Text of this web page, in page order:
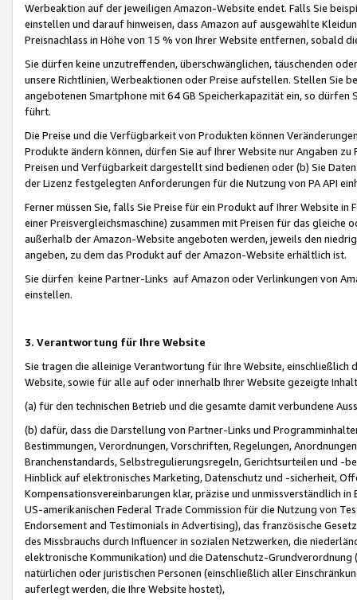
Werbeaktion auf der jeweiligen Amazon-Website endet. Falls Sie
einstellen und darauf hinweisen, dass Amazon auf ausgewählte
Preisnachlass in Höhe von 15 % von Ihrer Website entfernen, sobald
Sie dürfen keine unzutreffenden, überschwänglichen, täuschenden
unsere Richtlinien, Werbeaktionen oder Preise aufstellen. Stellen Sie
angebotenen Smartphone mit 64 GB Speicherkapazität ein, so dürfen
führt.
Die Preise und die Verfügbarkeit von Produkten können
Produkte ändern können, dürfen Sie auf Ihrer Website nur Angaben
Preisen und Verfügbarkeit dargestellt sind bedienen oder (b) Sie
der Lizenz festgelegten Anforderungen für die Nutzung von PA API
Ferner müssen Sie, falls Sie Preise für ein Produkt auf Ihrer Website
einer Preisvergleichsmaschine) zusammen mit Preisen für das
außerhalb der Amazon-Website angeboten werden, jeweils den
angeben, zu dem das Produkt auf der Amazon-Website erhältlich ist.
Sie dürfen keine Partner-Links auf Amazon oder Verlinkungen von
einstellen.
3. Verantwortung für Ihre Website
Sie tragen die alleinige Verantwortung für Ihre Website,
Website, sowie für alle auf oder innerhalb Ihrer Website gezeigte
(a) für den technischen Betrieb und die gesamte damit verbundene
(b) dafür, dass die Darstellung von Partner-Links und
Bestimmungen, Verordnungen, Vorschriften, Regelungen,
Branchenstandards, Selbstregulierungsregeln, Gerichtsurteilen und -
Hinblick auf elektronisches Marketing, Datenschutz und -sicherheit,
Kompensationsvereinbarungen klar, präzise und unmissverständlich
US-amerikanischen Federal Trade Commission für die Nutzung von
Endorsement and Testimonials in Advertising), das französische
des Missbrauchs durch Influencer in sozialen Netzwerken, die
elektronische Kommunikation) und die Datenschutz-
natürlichen oder juristischen Personen (einschließlich aller
auferlegt werden, die Ihre Website hostet),